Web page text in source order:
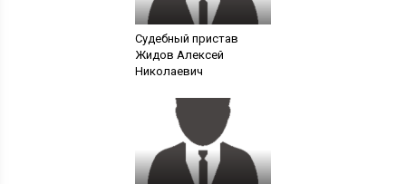
Судебный пристав
Жидов Алексей
Николаевич